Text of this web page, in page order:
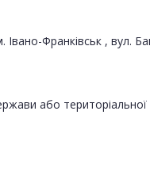
Івано-Франківськ , вул.
або територіальної